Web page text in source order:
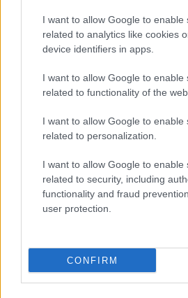
I want to allow Google to enable
related to analytics like cookies
device identifiers in apps.
I want to allow Google to enable
related to functionality of the
I want to allow Google to enable
related to personalization.
I want to allow Google to enable
related to security, including
functionality and fraud
user protection.
CONFIRM